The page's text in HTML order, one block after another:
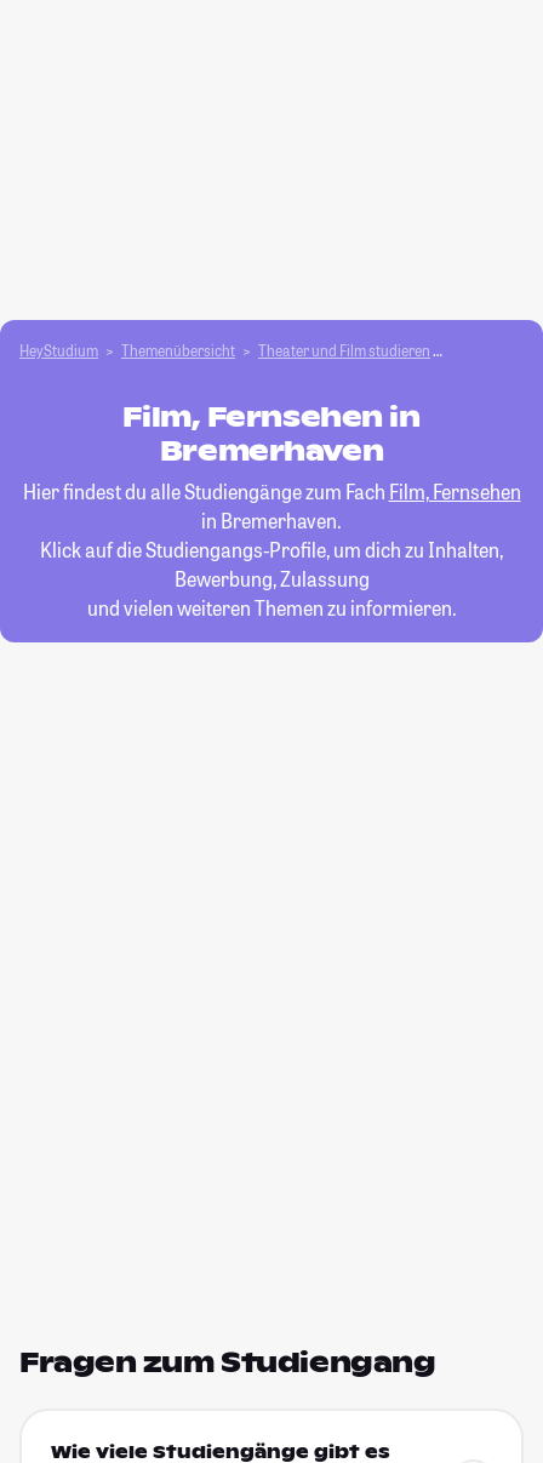
HeyStudium Themenübersicht Theater und Film studieren
Film, Fernsehen in
Bremerhaven
Hier findest du alle Studiengänge zum Fach Film, Fernsehen
in Bremerhaven.
Klick auf die Studiengangs-Profile, um dich zu Inhalten,
Bewerbung, Zulassung
und vielen weiteren Themen zu informieren.
Fragen zum Studiengang
Wie viele Studiengänge gibt es